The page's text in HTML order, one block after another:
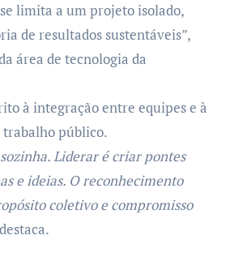
limita a um projeto isolado,
de resultados sustentáveis”,
área de tecnologia da
à integração entre equipes e à
trabalho público.
Liderar é criar pontes
e ideias. O reconhecimento
coletivo e compromisso